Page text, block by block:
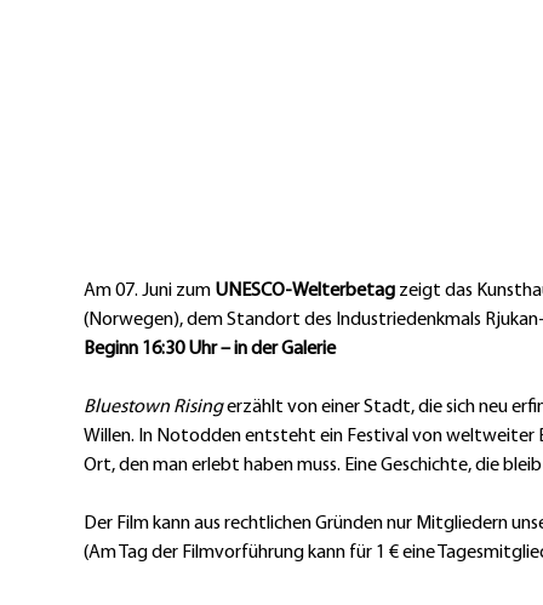
Am 07. Juni zum UNESCO-Welterbetag zeigt das
(Norwegen), dem Standort des Industriedenkmals
Beginn 16:30 Uhr – in der Galerie
Bluestown Rising erzählt von einer Stadt, die sich neu
Willen. In Notodden entsteht ein Festival von weltweiter
Ort, den man erlebt haben muss. Eine Geschichte, die
Der Film kann aus rechtlichen Gründen nur Mitgliedern
(Am Tag der Filmvorführung kann für 1 € eine